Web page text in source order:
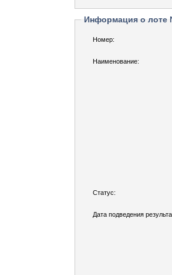
Информация о лоте
Номер:
Наименование:
Статус:
Дата подведения